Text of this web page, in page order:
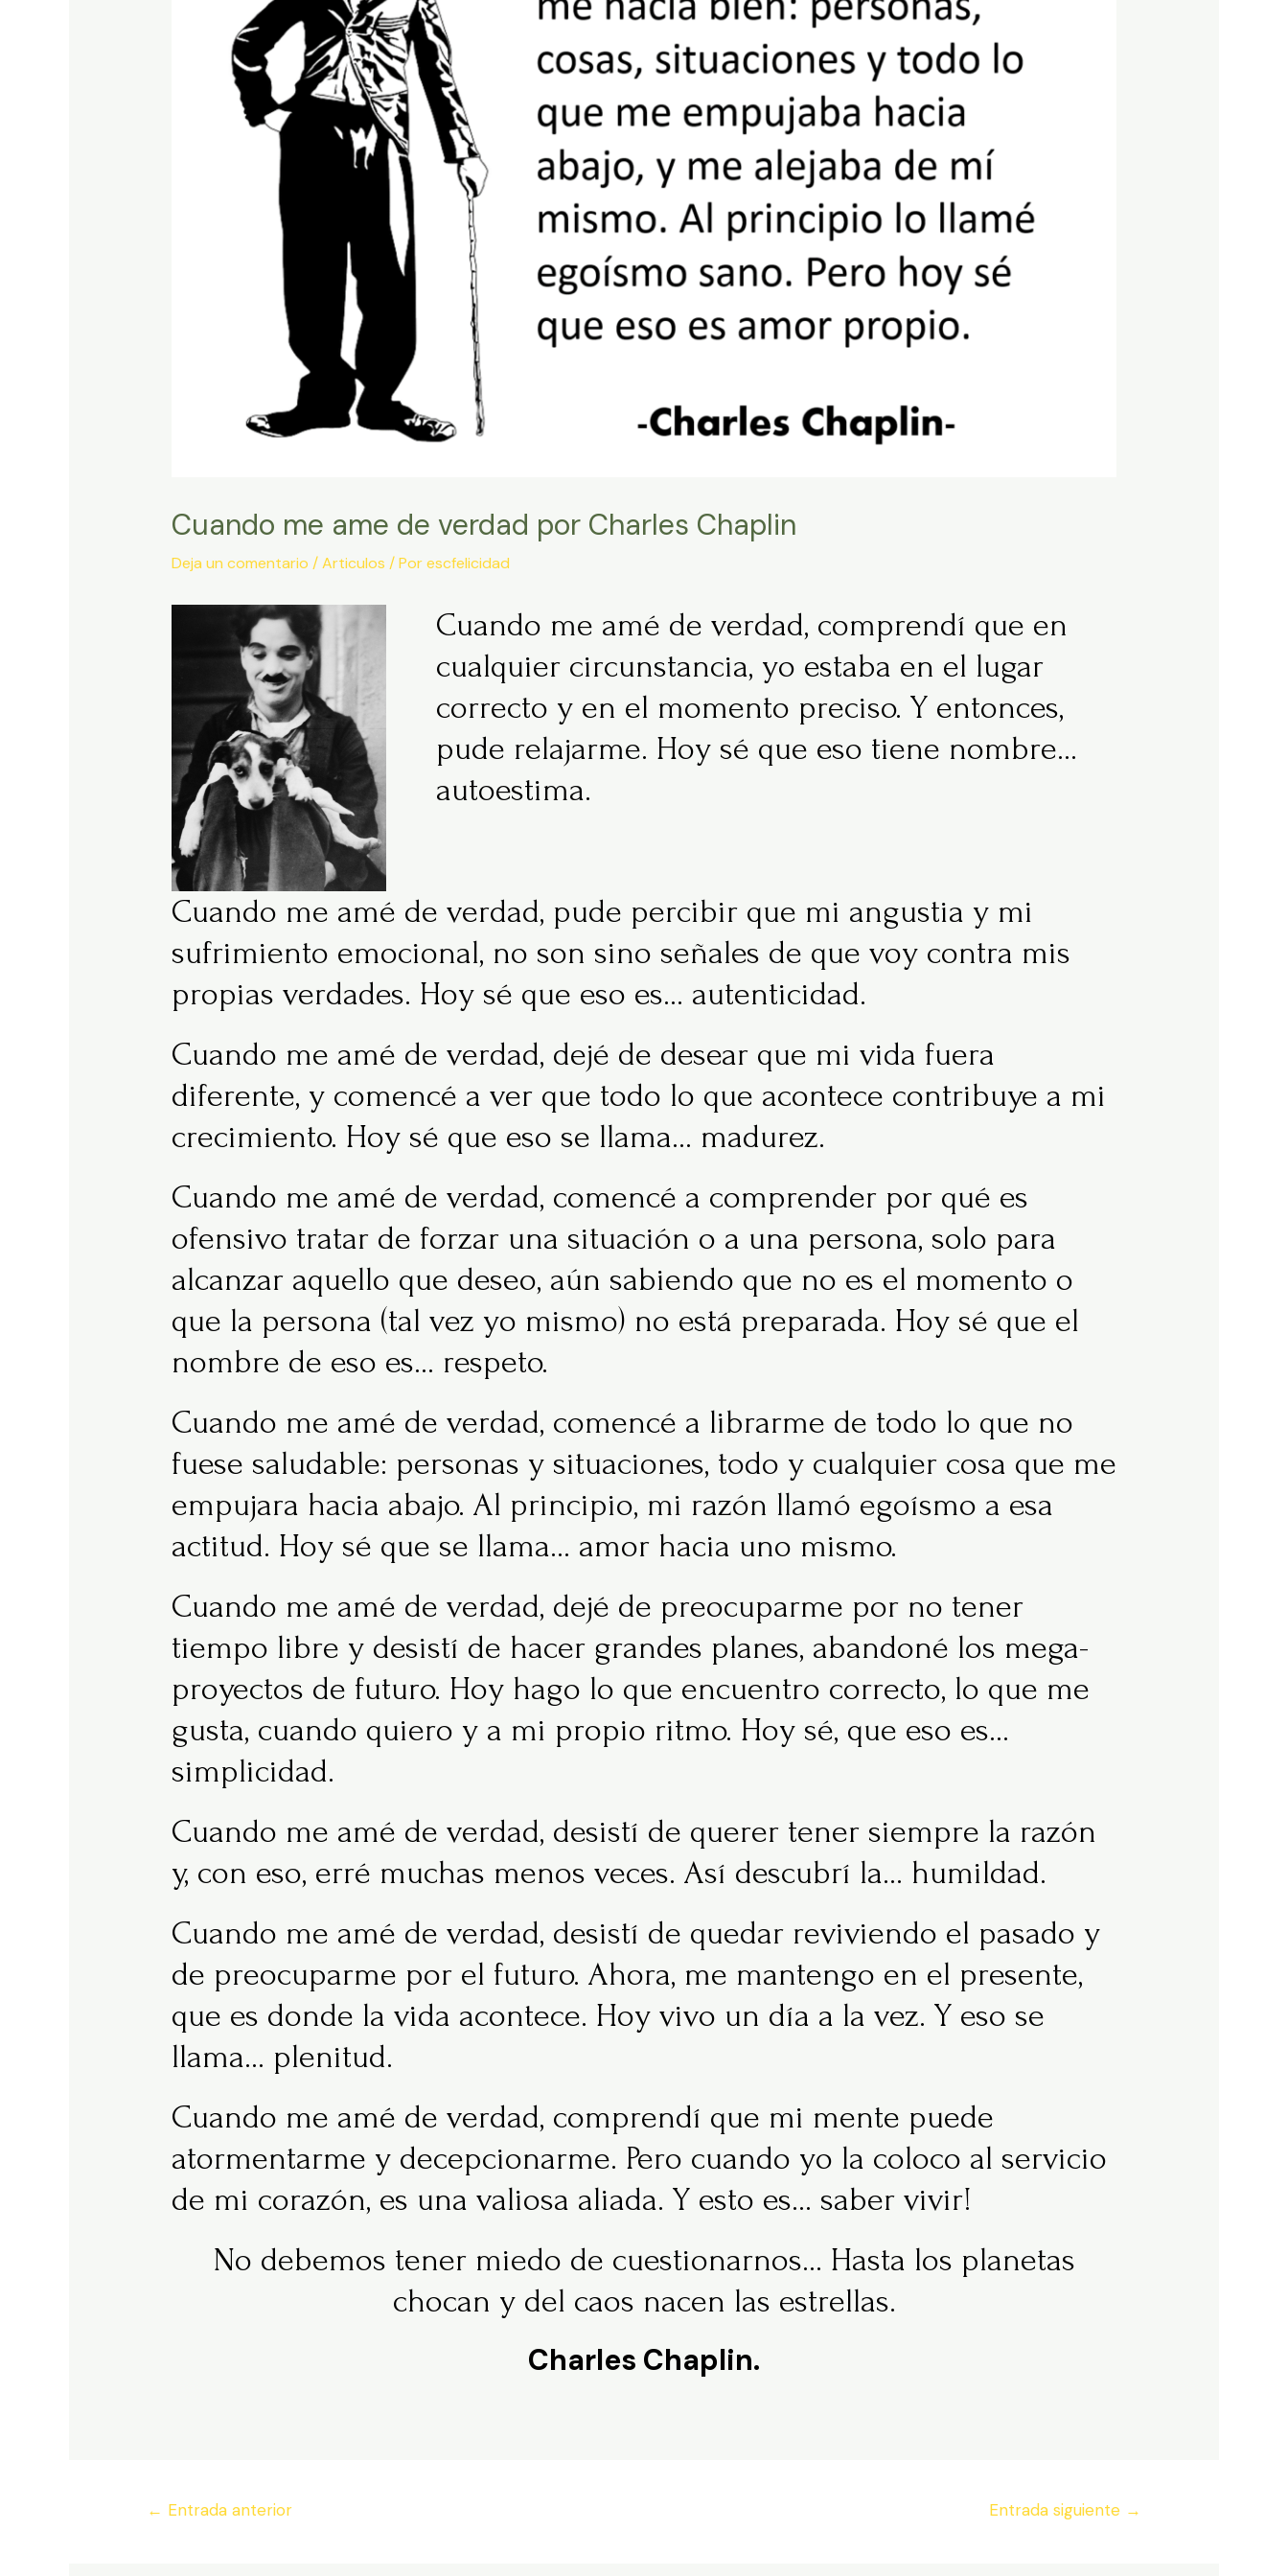
Cuando me ame de verdad por Charles Chaplin
Deja un comentario /Articulos / Porescfelicidad
Cuando me amé de verdad, comprendí que en
cualquier circunstancia, yo estaba en el lugar
correcto y en el momento preciso. Y entonces,
pude relajarme. Hoy sé que eso tiene nombre…
autoestima.
Cuando me amé de verdad, pude percibir que mi angustia y mi
sufrimiento emocional, no son sino señales de que voy contra mis
propias verdades. Hoy sé que eso es… autenticidad.
Cuando me amé de verdad, dejé de desear que mi vida fuera
diferente, y comencé a ver que todo lo que acontece contribuye a mi
crecimiento. Hoy sé que eso se llama… madurez.
Cuando me amé de verdad, comencé a comprender por qué es
ofensivo tratar de forzar una situación o a una persona, solo para
alcanzar aquello que deseo, aún sabiendo que no es el momento o
que la persona (tal vez yo mismo) no está preparada. Hoy sé que el
nombre de eso es… respeto.
Cuando me amé de verdad, comencé a librarme de todo lo que no
fuese saludable: personas y situaciones, todo y cualquier cosa que me
empujara hacia abajo. Al principio, mi razón llamó egoísmo a esa
actitud. Hoy sé que se llama… amor hacia uno mismo.
Cuando me amé de verdad, dejé de preocuparme por no tener
tiempo libre y desistí de hacer grandes planes, abandoné los mega-
proyectos de futuro. Hoy hago lo que encuentro correcto, lo que me
gusta, cuando quiero y a mi propio ritmo. Hoy sé, que eso es…
simplicidad.
Cuando me amé de verdad, desistí de querer tener siempre la razón
y, con eso, erré muchas menos veces. Así descubrí la… humildad.
Cuando me amé de verdad, desistí de quedar reviviendo el pasado y
de preocuparme por el futuro. Ahora, me mantengo en el presente,
que es donde la vida acontece. Hoy vivo un día a la vez. Y eso se
llama… plenitud.
Cuando me amé de verdad, comprendí que mi mente puede
atormentarme y decepcionarme. Pero cuando yo la coloco al servicio
de mi corazón, es una valiosa aliada. Y esto es… saber vivir!
No debemos tener miedo de cuestionarnos… Hasta los planetas
chocan y del caos nacen las estrellas.
Charles Chaplin.
Navegación
← Entrada anterior Entrada siguiente →